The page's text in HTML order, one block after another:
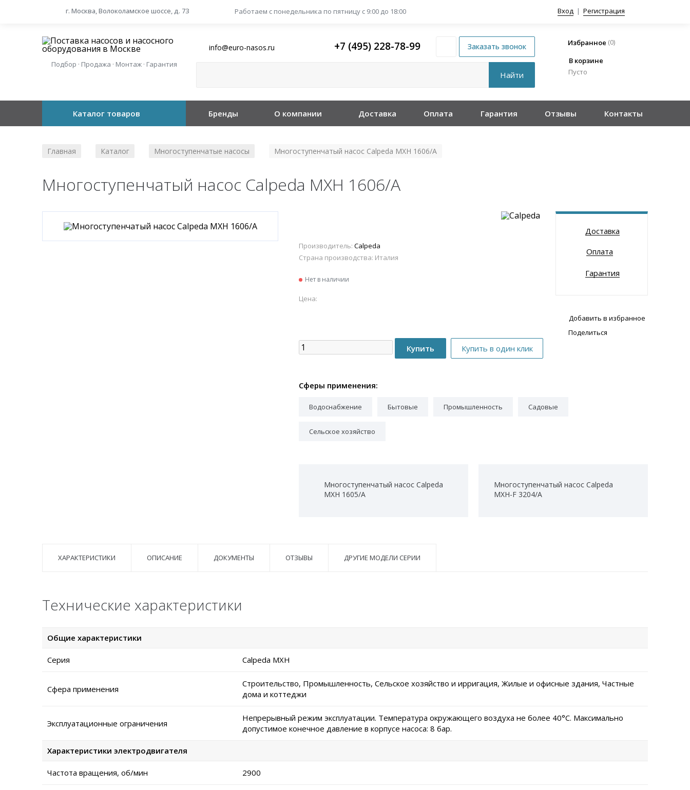
г. Москва, Волоколамское шоссе, д. 73 Работаем с понедельника по пятницу с 9:00 до 18:00 Вход | Регистрация
Подбор · Продажа · Монтаж · Гарантия
info@euro-nasos.ru +7 (495) 228-78-99 Избранное (0)
В корзине
Пусто
Каталог товаров Бренды О компании Доставка Оплата Гарантия Отзывы Контакты
Главная Каталог Многоступенчатые насосы Многоступенчатый насос Calpeda MXH 1606/A
Многоступенчатый насос Calpeda MXH 1606/A
Производитель: Calpeda
Страна производства: Италия
Нет в наличии
Цена:
Доставка
Оплата
Гарантия
Добавить в избранное
Поделиться
Сферы применения:
Водоснабжение Бытовые Промышленность Садовые
Сельское хозяйство
Многоступенчатый насос Calpeda
MXH 1605/A
Многоступенчатый насос Calpeda
MXH-F 3204/A
ХАРАКТЕРИСТИКИ ОПИСАНИЕ ДОКУМЕНТЫ ОТЗЫВЫ ДРУГИЕ МОДЕЛИ СЕРИИ
Технические характеристики
Общие характеристики
Серия Calpeda MXH
Сфера применения
Строительство, Промышленность, Сельское хозяйство и ирригация, Жилые и офисные здания, Частные
дома и коттеджи
Эксплуатационные ограничения
Непрерывный режим эксплуатации. Температура окружающего воздуха не более 40°C. Максимально
допустимое конечное давление в корпусе насоса: 8 бар.
Характеристики электродвигателя
Частота вращения, об/мин 2900